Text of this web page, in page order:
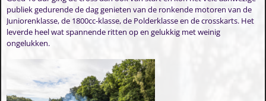
publiek gedurende de dag genieten van de ronkende motoren van de
Juniorenklasse, de 1800cc-klasse, de Polderklasse en de crosskarts. Het
leverde heel wat spannende ritten op en gelukkig met weinig
ongelukken.